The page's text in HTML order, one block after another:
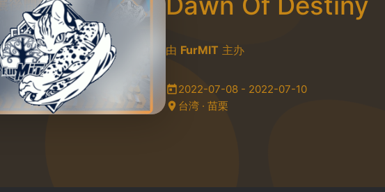
由 FurMIT 主办
2022-07-08 - 2022-07-10
台湾 · 苗栗